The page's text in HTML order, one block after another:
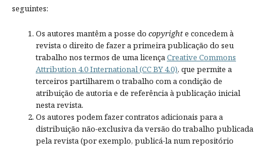
seguintes:
Os autores mantêm a posse do copyrighte concedem à
revista o direito de fazer a primeira publicação do seu
trabalho nos termos de uma licença Creative Commons
Attribution 4.0 International (CC BY 4.0), que permite a
terceiros partilharem o trabalho com a condição de
atribuição de autoria e de referência à publicação inicial
nesta revista.
Os autores podem fazer contratos adicionais para a
distribuição não-exclusiva da versão do trabalho publicada
pela revista (por exemplo, publicá-la num repositório